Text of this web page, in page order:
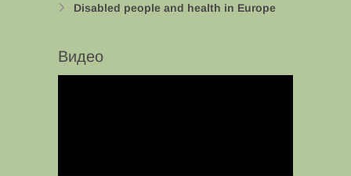
Disabled people and health in Europe
Видео